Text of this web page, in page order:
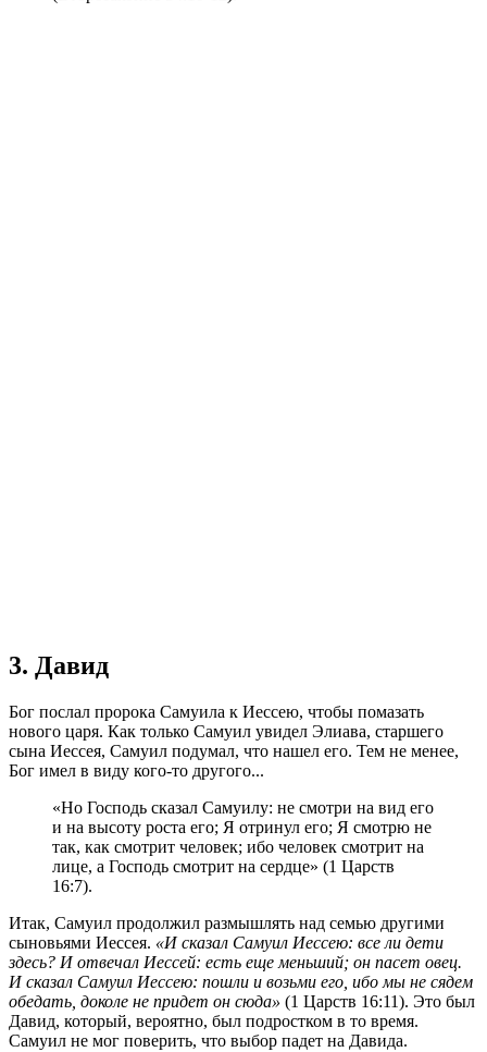
3. Давид
Бог послал пророка Самуила к Иессею, чтобы помазать
нового царя. Как только Самуил увидел Элиава, старшего
сына Иессея, Самуил подумал, что нашел его. Тем не менее,
Бог имел в виду кого-то другого...
«Но Господь сказал Самуилу: не смотри на вид его
и на высоту роста его; Я отринул его; Я смотрю не
так, как смотрит человек; ибо человек смотрит на
лице, а Господь смотрит на сердце» (1 Царств
16:7).
Итак, Самуил продолжил размышлять над семью другими
сыновьями Иессея. «И сказал Самуил Иессею: все ли дети
здесь? И отвечал Иессей: есть еще меньший; он пасет овец.
И сказал Самуил Иессею: пошли и возьми его, ибо мы не сядем
обедать, доколе не придет он сюда» (1 Царств 16:11). Это был
Давид, который, вероятно, был подростком в то время.
Самуил не мог поверить, что выбор падет на Давида.